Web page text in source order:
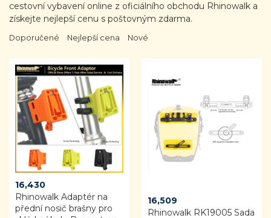
cestovní vybavení online z oficiálního obchodu Rhinowalk a
získejte nejlepší cenu s poštovným zdarma.
Doporučené Nejlepší cena Nové
16,430
Rhinowalk Adaptér na
přední nosič brašny pro
16,509
Rhinowalk RK19005 Sada